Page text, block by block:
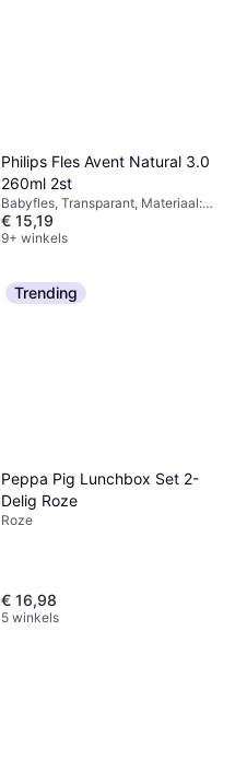
Philips Fles Avent Natural 3.0
260ml 2st
Babyfles, Transparant, Materiaal:
Polypropyleen, Siliconen
€ 15,19
9+ winkels
Trending
Peppa Pig Lunchbox Set 2-
Delig Roze
Roze
€ 16,98
5 winkels